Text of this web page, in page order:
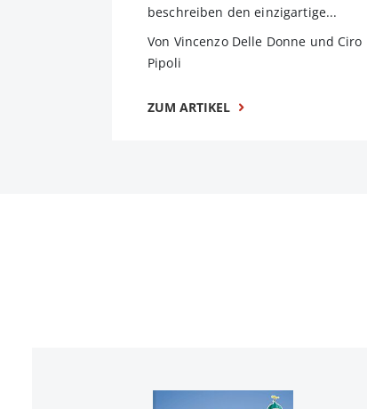
beschreiben den einzigartige...
Von Vincenzo Delle Donne und Ciro
Pipoli
ZUM ARTIKEL